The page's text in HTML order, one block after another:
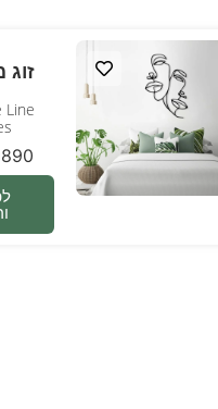
זוג
Line
890